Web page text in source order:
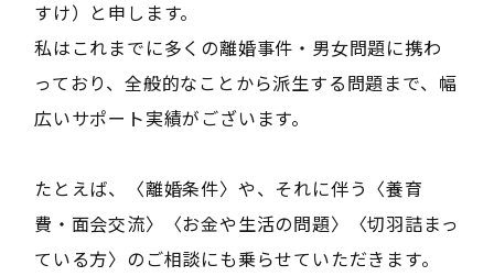
すけ）と申します。
私はこれまでに多くの離婚事件・男女問題に携わ
っており、全般的なことから派生する問題まで、幅
広いサポート実績がございます。
たとえば、〈離婚条件〉や、それに伴う〈養育
費・面会交流〉〈お金や生活の問題〉〈切羽詰まっ
ている方〉のご相談にも乗らせていただきます。